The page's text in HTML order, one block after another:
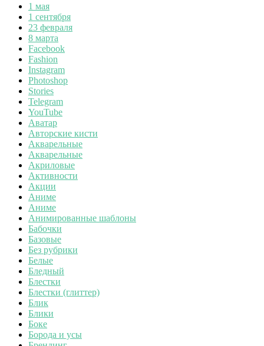
1 мая
1 сентября
23 февраля
8 марта
Facebook
Fashion
Instagram
Photoshop
Stories
Telegram
YouTube
Аватар
Авторские кисти
Акварельные
Акварельные
Акриловые
Активности
Акции
Аниме
Аниме
Анимированные шаблоны
Бабочки
Базовые
Без рубрики
Белые
Бледный
Блестки
Блестки (глиттер)
Блик
Блики
Боке
Борода и усы